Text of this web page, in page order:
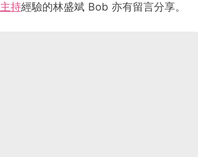
主持經驗的林盛斌 Bob 亦有留言分享。